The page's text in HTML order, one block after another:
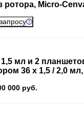
ротора, Micro-
мл и 2
36 х 1,5 / 2,0 мл,
000 руб.